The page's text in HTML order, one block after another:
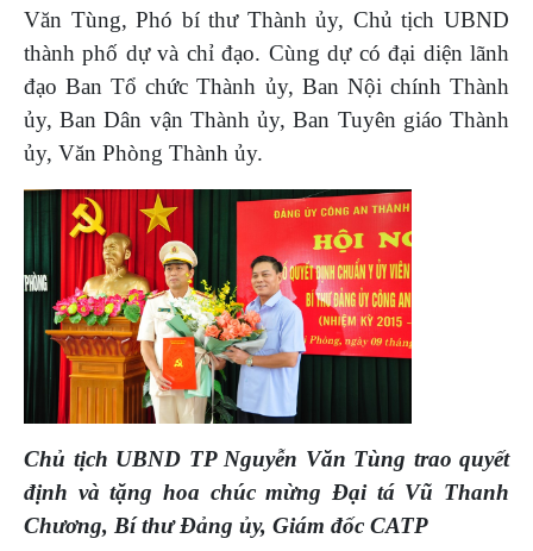
Văn Tùng, Phó bí thư Thành ủy, Chủ tịch UBND
thành phố dự và chỉ đạo. Cùng dự có đại diện lãnh
đạo Ban Tổ chức Thành ủy, Ban Nội chính Thành
ủy, Ban Dân vận Thành ủy, Ban Tuyên giáo Thành
ủy, Văn Phòng Thành ủy.
Chủ tịch UBND TP Nguyễn Văn Tùng trao quyết
định và tặng hoa chúc mừng Đại tá Vũ Thanh
Chương, Bí thư Đảng ủy, Giám đốc CATP